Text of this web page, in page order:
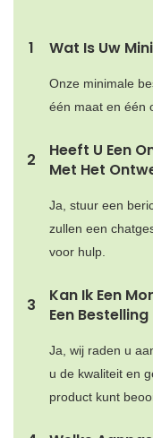
1 Wat Is Uw
Onze minimale
één maat en één
2
Heeft U Een
Met Het
Ja, stuur een
zullen een
voor hulp.
3
Kan Ik Een
Een
Ja, wij raden u
u de kwaliteit en
product kunt